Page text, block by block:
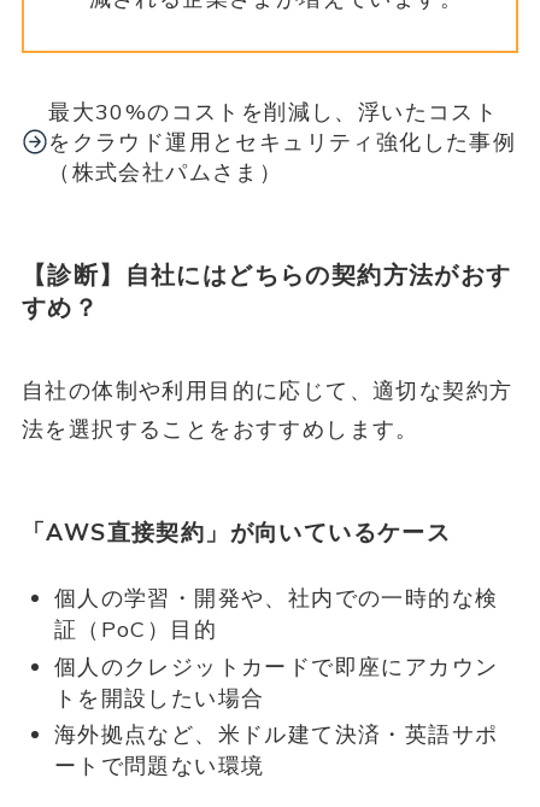
最大30%のコストを削減し、浮いたコスト
をクラウド運用とセキュリティ強化した事例
（株式会社パムさま）
【診断】自社にはどちらの契約方法がおす
すめ？
自社の体制や利用目的に応じて、適切な契約方
法を選択することをおすすめします。
「AWS直接契約」が向いているケース
個人の学習・開発や、社内での一時的な検
証（PoC）目的
個人のクレジットカードで即座にアカウン
トを開設したい場合
海外拠点など、米ドル建て決済・英語サポ
ートで問題ない環境